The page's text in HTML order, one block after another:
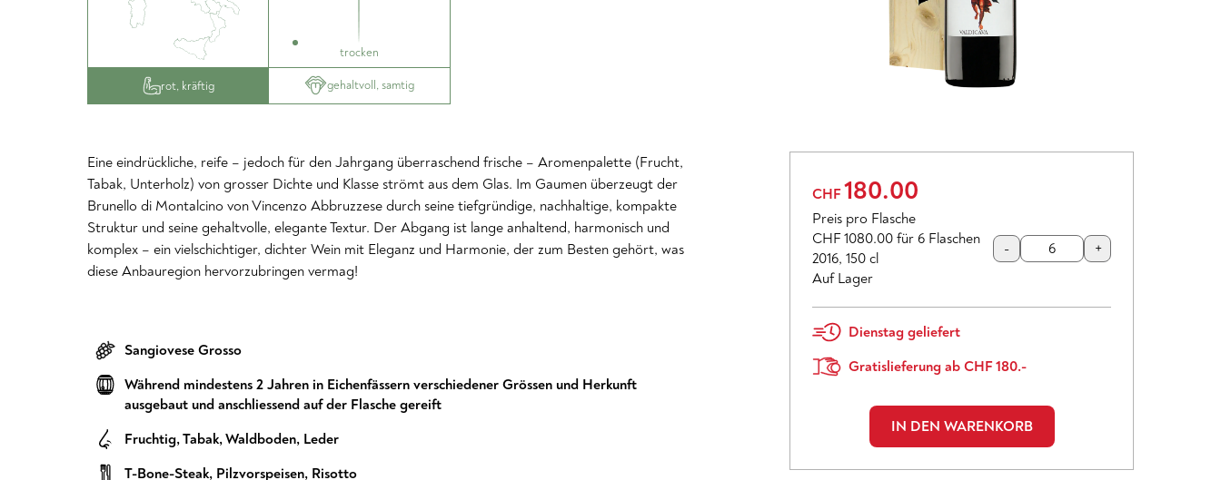
trocken
rot, kräftig gehaltvoll, samtig
CHF 180.00
Preis pro Flasche
CHF 1080.00 für 6 Flaschen
2016,150 cl
Auf Lager
- +
Dienstag geliefert
Gratislieferung ab CHF 180.-
IN DEN WARENKORB
Eine eindrückliche, reife – jedoch für den Jahrgang überraschend frische – Aromenpalette (Frucht,
Tabak, Unterholz) von grosser Dichte und Klasse strömt aus dem Glas. Im Gaumen überzeugt der
Brunello di Montalcino von Vincenzo Abbruzzese durch seine tiefgründige, nachhaltige, kompakte
Struktur und seine gehaltvolle, elegante Textur. Der Abgang ist lange anhaltend, harmonisch und
komplex – ein vielschichtiger, dichter Wein mit Eleganz und Harmonie, der zum Besten gehört, was
diese Anbauregion hervorzubringen vermag!
Sangiovese Grosso
Während mindestens 2 Jahren in Eichenfässern verschiedener Grössen und Herkunft
ausgebaut und anschliessend auf der Flasche gereift
Fruchtig,Tabak,Waldboden, Leder
T-Bone-Steak, Pilzvorspeisen, Risotto